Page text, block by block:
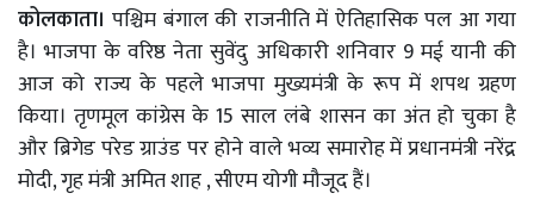
कोलकाता। पश्चिम बंगाल की राजनीति में ऐतिहासिक पल आ गया
है। भाजपा के वरिष्ठ नेता सुवेंदु अधिकारी शनिवार 9 मई यानी की
आज को राज्य के पहले भाजपा मुख्यमंत्री के रूप में शपथ ग्रहण
किया। तृणमूल कांग्रेस के 15 साल लंबे शासन का अंत हो चुका है
और ब्रिगेड परेड ग्राउंड पर होने वाले भव्य समारोह में प्रधानमंत्री नरेंद्र
मोदी, गृह मंत्री अमित शाह , सीएम योगी मौजूद हैं।